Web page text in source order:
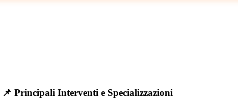
📌 Principali Interventi e Specializzazioni